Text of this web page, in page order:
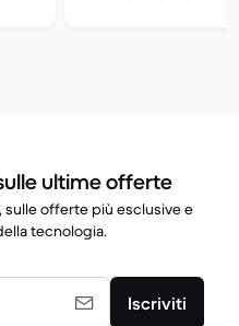
ultime offerte
sulle offerte più esclusive e
tecnologia.
Iscriviti